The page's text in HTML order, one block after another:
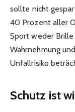
sollte nicht
40 Prozent aller
Sport weder
Wahrnehmung
Unfallrisiko
Schutz ist